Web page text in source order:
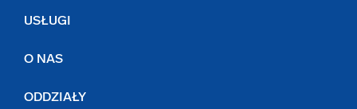
USŁUGI
O NAS
ODDZIAŁY